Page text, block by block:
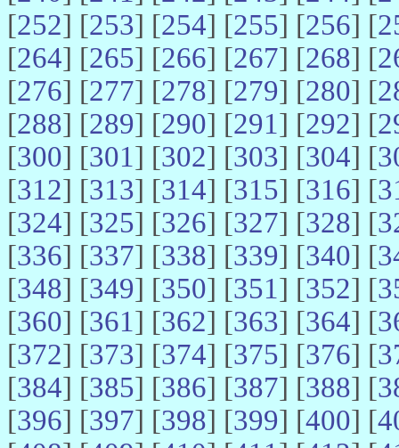
[252] [253] [254] [255] [256] [
[264] [265] [266] [267] [268] [
[276] [277] [278] [279] [280] [
[288] [289] [290] [291] [292] [
[300] [301] [302] [303] [304] [
[312] [313] [314] [315] [316] [
[324] [325] [326] [327] [328] [
[336] [337] [338] [339] [340] [
[348] [349] [350] [351] [352] [
[360] [361] [362] [363] [364] [
[372] [373] [374] [375] [376] [
[384] [385] [386] [387] [388] [
[396] [397] [398] [399] [400] [